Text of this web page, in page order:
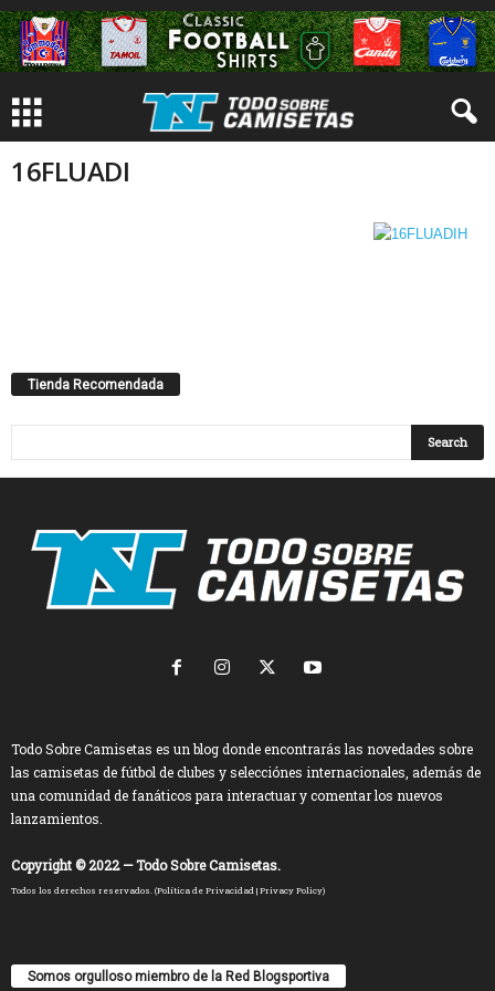
16FLUADI
Tienda Recomendada
Todo Sobre Camisetas es un blog donde encontrarás las novedades sobre
las camisetas de fútbol de clubes y selecciónes internacionales, además de
una comunidad de fanáticos para interactuar y comentar los nuevos
lanzamientos.
Copyright © 2022 — Todo Sobre Camisetas.
Todos los derechos reservados. (Política de Privacidad | Privacy Policy)
Somos orgulloso miembro de la Red Blogsportiva